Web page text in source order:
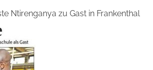
Ntirenganya zu Gast in Frankenthal